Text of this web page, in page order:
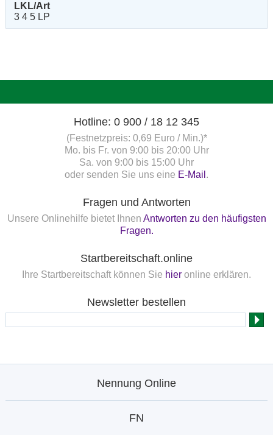
LKL/Art
3 4 5 LP
Hotline: 0 900 / 18 12 345
(Festnetzpreis: 0,69 Euro / Min.)*
Mo. bis Fr. von 9:00 bis 20:00 Uhr
Sa. von 9:00 bis 15:00 Uhr
oder senden Sie uns eine E-Mail .
Fragen und Antworten
Unsere Onlinehilfe bietet Ihnen Antworten zu den häufigsten
Fragen.
Startbereitschaft.online
Ihre Startbereitschaft können Sie hier online erklären.
Newsletter bestellen
Nennung Online
FN